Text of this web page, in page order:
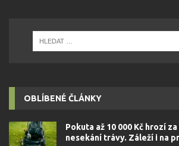
OBLÍBENÉ ČLÁNKY
Pokuta až 10 000 Kč hrozí
nesekání trávy. Záleží i na